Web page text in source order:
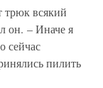
трюк всякий
он. – Иначе я
сейчас
пилить